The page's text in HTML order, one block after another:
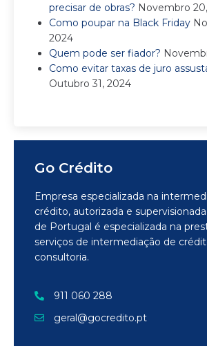
precisar de obras? Novembro
Como poupar na Black Friday
2024
Quem pode ser fiador?
Como evitar taxas de juro
Outubro 31, 2024
Go Crédito
Empresa especializada na
crédito, autorizada e
de Portugal é especializada na
serviços de intermediação de
consultoria.
911 060 288
geral@gocredito.pt